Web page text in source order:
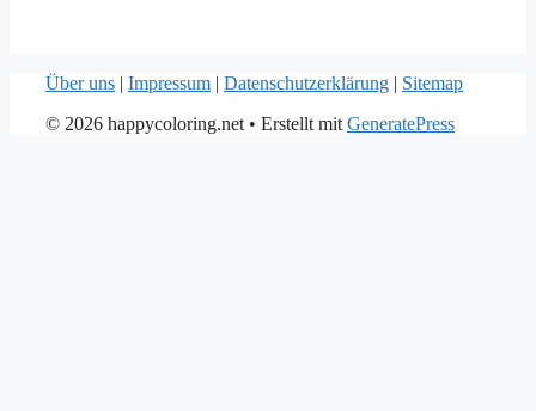
Über uns | Impressum | Datenschutzerklärung | Sitemap
© 2026 happycoloring.net • Erstellt mit GeneratePress